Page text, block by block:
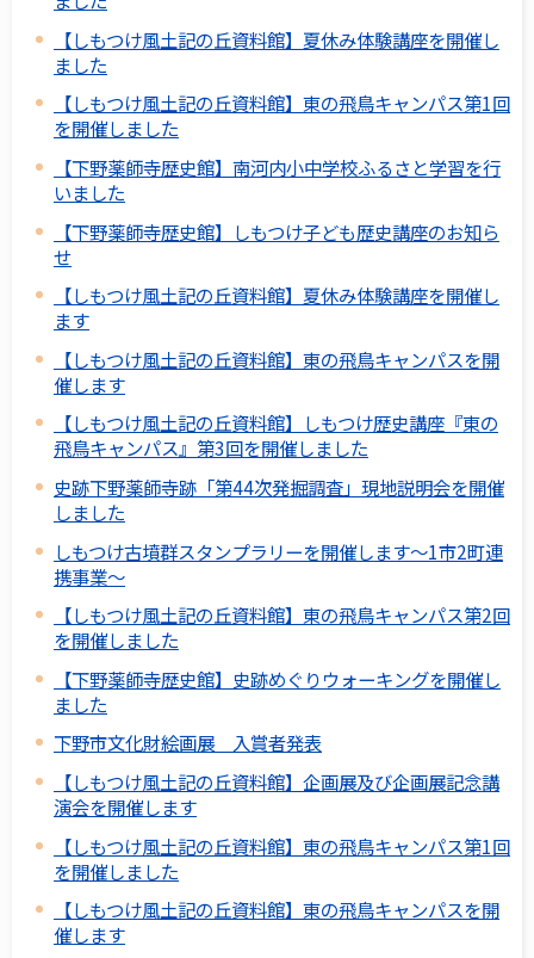
【しもつけ風土記の丘資料館】夏休み体験講座を開催し
ました
【しもつけ風土記の丘資料館】東の飛鳥キャンパス第1回
を開催しました
【下野薬師寺歴史館】南河内小中学校ふるさと学習を行
いました
【下野薬師寺歴史館】しもつけ子ども歴史講座のお知ら
せ
【しもつけ風土記の丘資料館】夏休み体験講座を開催し
ます
【しもつけ風土記の丘資料館】東の飛鳥キャンパスを開
催します
【しもつけ風土記の丘資料館】しもつけ歴史講座『東の
飛鳥キャンパス』第3回を開催しました
史跡下野薬師寺跡「第44次発掘調査」現地説明会を開催
しました
しもつけ古墳群スタンプラリーを開催します～1市2町連
携事業～
【しもつけ風土記の丘資料館】東の飛鳥キャンパス第2回
を開催しました
【下野薬師寺歴史館】史跡めぐりウォーキングを開催し
ました
下野市文化財絵画展 入賞者発表
【しもつけ風土記の丘資料館】企画展及び企画展記念講
演会を開催します
【しもつけ風土記の丘資料館】東の飛鳥キャンパス第1回
を開催しました
【しもつけ風土記の丘資料館】東の飛鳥キャンパスを開
催します